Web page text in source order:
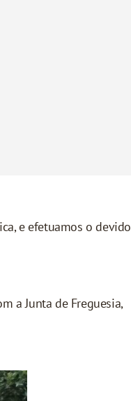
e efetuamos o devido
a Junta de Freguesia,